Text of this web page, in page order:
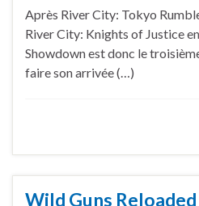
Après River City: Tokyo
River City: Knights of Justice
Showdown est donc le
faire son arrivée (…)
Wild Guns